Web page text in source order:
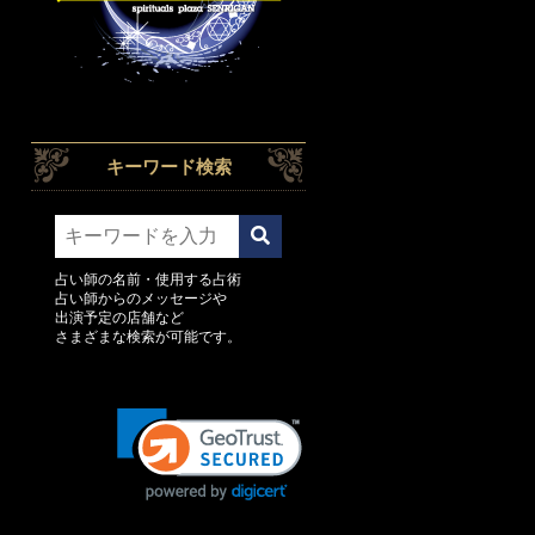
キーワード検索
占い師の名前・使用する占術
占い師からのメッセージや
出演予定の店舗など
さまざまな検索が可能です。